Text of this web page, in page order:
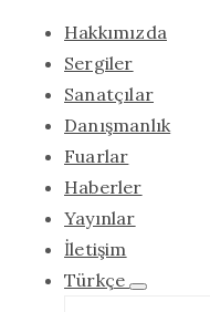
Hakkımızda
Sergiler
Sanatçılar
Danışmanlık
Fuarlar
Haberler
Yayınlar
İletişim
Türkçe